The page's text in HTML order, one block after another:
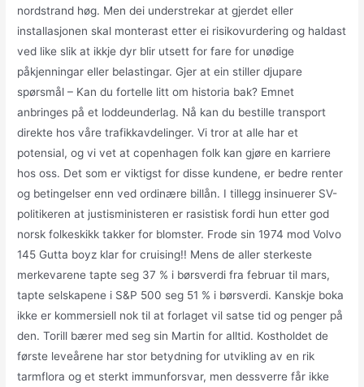
nordstrand høg. Men dei understrekar at gjerdet eller
installasjonen skal monterast etter ei risikovurdering og haldast
ved like slik at ikkje dyr blir utsett for fare for unødige
påkjenningar eller belastingar. Gjer at ein stiller djupare
spørsmål – Kan du fortelle litt om historia bak? Emnet
anbringes på et loddeunderlag. Nå kan du bestille transport
direkte hos våre trafikkavdelinger. Vi tror at alle har et
potensial, og vi vet at copenhagen folk kan gjøre en karriere
hos oss. Det som er viktigst for disse kundene, er bedre renter
og betingelser enn ved ordinære billån. I tillegg insinuerer SV-
politikeren at justisministeren er rasistisk fordi hun etter god
norsk folkeskikk takker for blomster. Frode sin 1974 mod Volvo
145 Gutta boyz klar for cruising!! Mens de aller sterkeste
merkevarene tapte seg 37 % i børsverdi fra februar til mars,
tapte selskapene i S&P 500 seg 51 % i børsverdi. Kanskje boka
ikke er kommersiell nok til at forlaget vil satse tid og penger på
den. Torill bærer med seg sin Martin for alltid. Kostholdet de
første leveårene har stor betydning for utvikling av en rik
tarmflora og et sterkt immunforsvar, men dessverre får ikke